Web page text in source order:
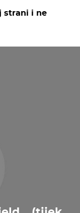
strani i ne